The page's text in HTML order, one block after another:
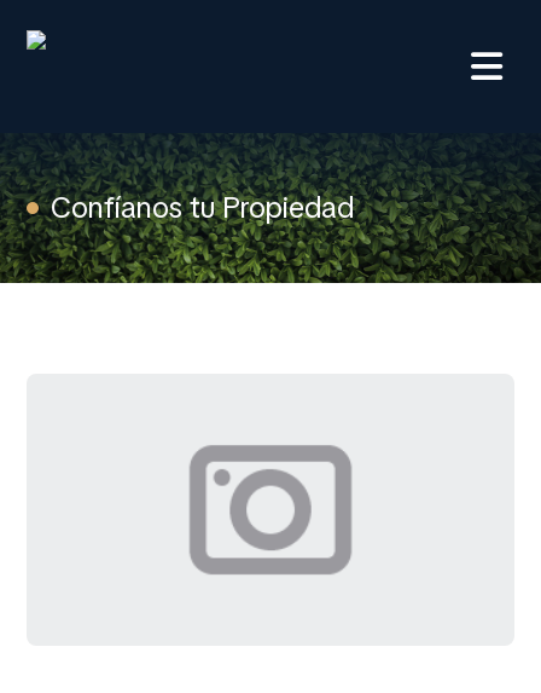
Confíanos tu Propiedad